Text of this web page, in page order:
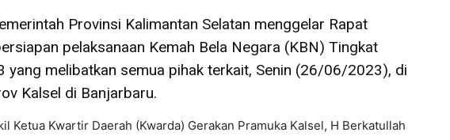
Provinsi Kalimantan Selatan menggelar Rapat
pelaksanaan Kemah Bela Negara (KBN) Tingkat
yang melibatkan semua pihak terkait, Senin (26/06/2023), di
Kalsel di Banjarbaru.
Ketua Kwartir Daerah (Kwarda) Gerakan Pramuka Kalsel, H Berkatullah